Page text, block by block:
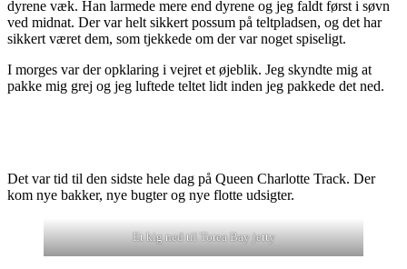
dyrene væk. Han larmede mere end dyrene og jeg faldt først i søvn
ved midnat. Der var helt sikkert possum på teltpladsen, og det har
sikkert været dem, som tjekkede om der var noget spiseligt.
I morges var der opklaring i vejret et øjeblik. Jeg skyndte mig at
pakke mig grej og jeg luftede teltet lidt inden jeg pakkede det ned.
Det var tid til den sidste hele dag på Queen Charlotte Track. Der
kom nye bakker, nye bugter og nye flotte udsigter.
Et kig ned til Torea Bay jetty